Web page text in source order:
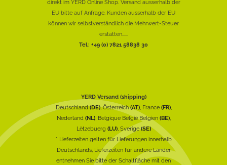
direkt im YERD Online Shop. Versand ausserhalb der
EU bitte auf Anfrage. Kunden ausserhalb der EU
können wir selbstverständlich die Mehrwert-Steuer
erstatten......
Tel.: +49 (0) 7821 58838 30
YERD Versand (shipping)
Deutschland(DE), Österreich(AT), France (FR),
Nederland (NL), Belgique België Belgien (BE),
Lëtzebuerg (LU), Sverige(SE)
* Lieferzeiten gelten für Lieferungen innerhalb
Deutschlands, Lieferzeiten für andere Länder
entnehmen Sie bitte der Schaltfläche mit den